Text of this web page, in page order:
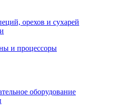
орехов и сухарей
и процессоры
оборудование